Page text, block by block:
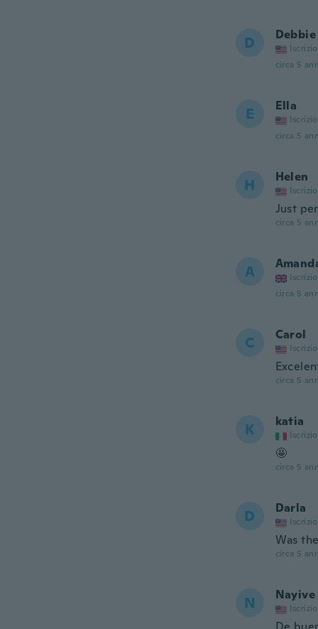
D Debbie
circa 5
E Ella
circa 5
H Helen
Just
circa 5
A
circa 5
C Carol
circa 5
K katia
🤩
circa 5
D Darla
Was
circa 5
N Nayive